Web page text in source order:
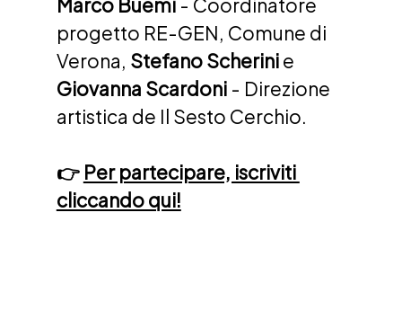
progetto RE-GEN, Comune di
Verona, Stefano Scherini e
Giovanna Scardoni - Direzione
artistica de Il Sesto Cerchio.
👉 Per partecipare, iscriviti
cliccando qui!